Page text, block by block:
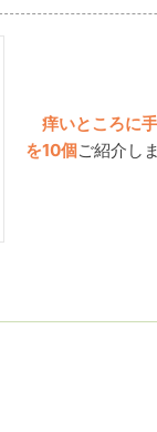
痒いところに
を10個ご紹介し